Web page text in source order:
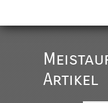
Artikel